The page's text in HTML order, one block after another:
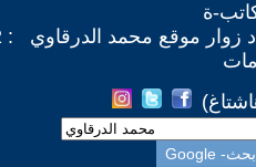
ة
زوار موقع محمد الدرقاوي : 617,882